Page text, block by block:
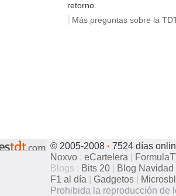
retorno.
Más preguntas sobre la
© 2005-2008 · 7524 días
Noxvo : eCartelera |
Blogs : Bits 20 | Blog Navidad
F1 al día | Gadgetos |
Prohibida la reproducción de